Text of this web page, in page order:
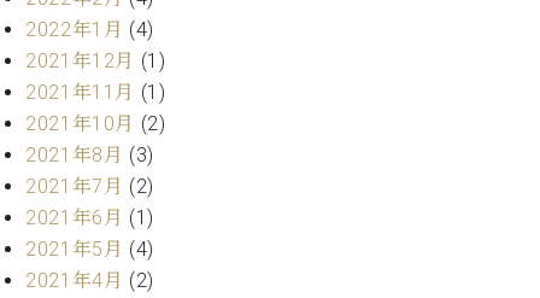
グ
ク
セ
ス
お
問
合
わ
せ
2022年1月 (4)
2021年12月 (1)
2021年11月 (1)
2021年10月 (2)
2021年8月 (3)
2021年7月 (2)
2021年6月 (1)
2021年5月 (4)
2021年4月 (2)